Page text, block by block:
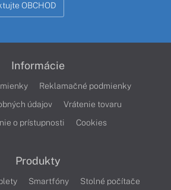
OBCHOD
Informácie
Reklamačné podmienky
údajov
Vrátenie tovaru
o prístupnosti
Cookies
Produkty
Smartfóny
Stolné počítače